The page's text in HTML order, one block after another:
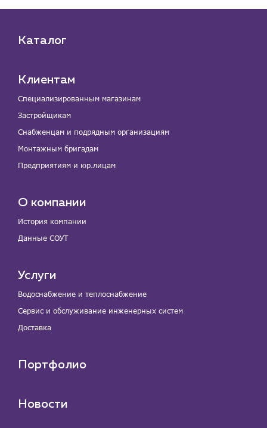
Каталог
Клиентам
Специализированным магазинам
Застройщикам
Снабженцам и подрядным организациям
Монтажным бригадам
Предприятиям и юр.лицам
О компании
История компании
Данные СОУТ
Услуги
Водоснабжение и теплоснабжение
Сервис и обслуживание инженерных систем
Доставка
Портфолио
Новости